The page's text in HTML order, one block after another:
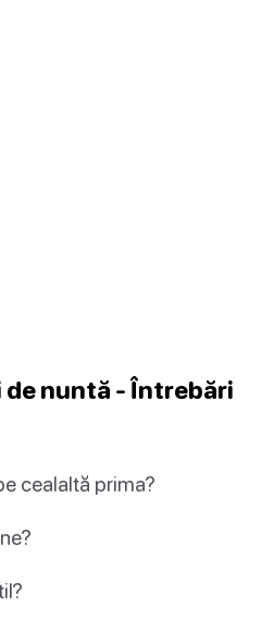
nuntă - Întrebări
cealaltă prima?